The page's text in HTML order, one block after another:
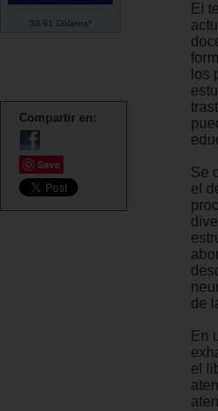
39.91 Dólares*
Compartir en:
Save
El
los
Se
el
de
En
el